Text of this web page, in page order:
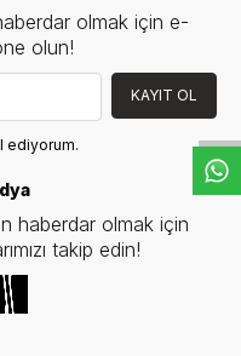
W
h
t
s
a
p
p
D
e
s
e
H
a
t
t
olmak için e-
olun!
KAYIT OL
ediyorum.
haberdar olmak için
takip edin!